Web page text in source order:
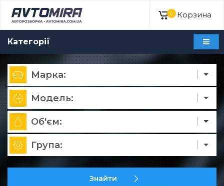
0 Корзина
Категорії
Марка:
Модель:
Об'єм:
Група:
Знайти